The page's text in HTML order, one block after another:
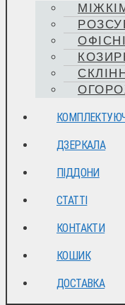
ДЗЕРКАЛА
ПІДДОНИ
СТАТТІ
КОНТАКТИ
КОШИК
ДОСТАВКА